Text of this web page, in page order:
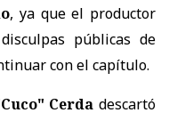
, ya que el productor
públicas de
con el capítulo.
Cerda descartó